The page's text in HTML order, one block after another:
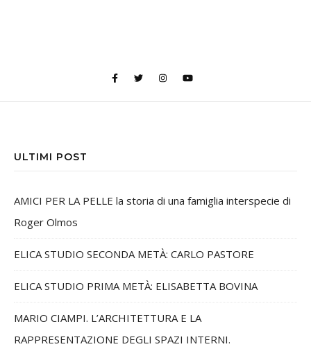
ULTIMI POST
AMICI PER LA PELLE la storia di una famiglia interspecie di
Roger Olmos
ELICA STUDIO SECONDA METÀ: CARLO PASTORE
ELICA STUDIO PRIMA METÀ: ELISABETTA BOVINA
MARIO CIAMPI. L’ARCHITETTURA E LA
RAPPRESENTAZIONE DEGLI SPAZI INTERNI.